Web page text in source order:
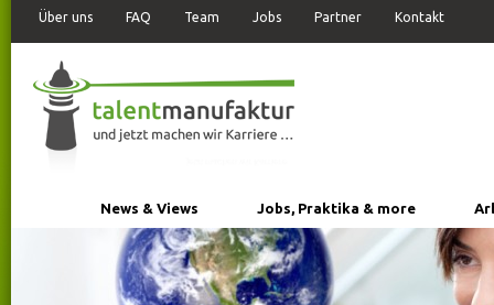
Über uns FAQ Team Jobs Partner Kontakt
News & Views Jobs, Praktika & more